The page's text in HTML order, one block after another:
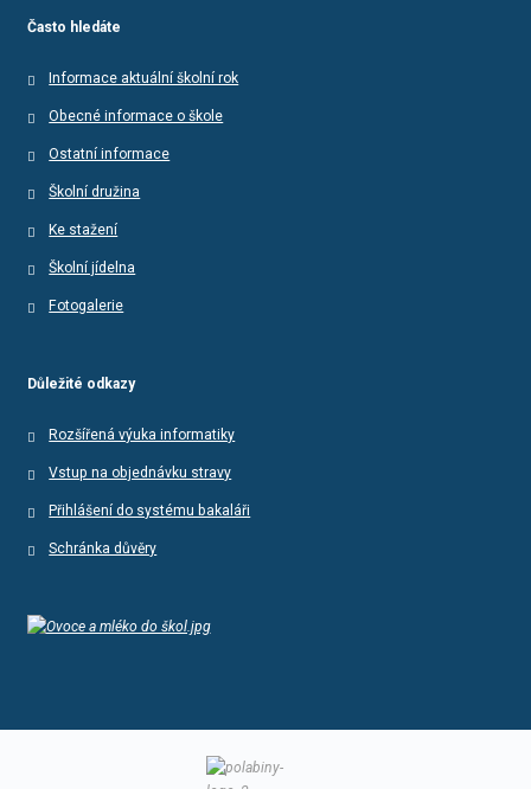
Často hledáte
Informace aktuální školní rok
Obecné informace o škole
Ostatní informace
Školní družina
Ke stažení
Školní jídelna
Fotogalerie
Důležité odkazy
Rozšířená výuka informatiky
Vstup na objednávku stravy
Přihlášení do systému bakaláři
Schránka důvěry